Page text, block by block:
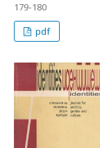
179-180
pdf